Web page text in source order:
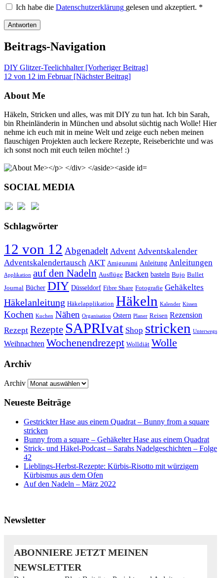
Ich habe die Datenschutzerklärung gelesen und akzeptiert. *
Beitrags-Navigation
DIY Glitzer-Teelichhalter [Vorheriger Beitrag]
12 von 12 im Februar [Nächster Beitrag]
About Me
Häkeln, Stricken und alles, was mit DIY zu tun hat. Ich bin Sarah,
bin Rheinländerin in München und absolut süchtig nach Wolle! Hier
nehme ich euch mit in meine Welt und zeige euch neben meinen
flauschigen Projekten auch leckere Rezepte, Reiseberichte und was
ich sonst noch mit euch teilen möchte! :)
SOCIAL MEDIA
Schlagwörter
12 von 12 Abgenadelt Advent Adventskalender
Adventskalendertausch AKT Amigurumi Anleitung Anleitungen
Applikation auf den Nadeln Ausflüge Backen basteln Bujo Bullet
Journal Bücher DIY Düsseldorf Fibre Share Fotografie Gehäkeltes
Häkelanleitung Häkelapplikation Häkeln Kalender Kissen
Kochen Kuchen Nähen Organisation Ostern Planer Reisen Rezension
Rezept Rezepte SAPRIvat Shop stricken Unterwegs
Weihnachten Wochenendrezept Wolldiät Wolle
Archiv
Archiv
Neueste Beiträge
Gestrickter Hase aus einem Quadrat – Bunny from a square
stricken
Bunny from a square – Gehäkelter Hase aus einem Quadrat
Strick- und Häkel-Podcast – Sarahs Nadelgeschichten – Folge
42
Lieblings-Herbst-Rezepte: Kürbis-Risotto mit würzigem
Kürbismus aus dem Ofen
Auf den Nadeln – März 2022
Newsletter
ABONNIERE JETZT MEINEN
NEWSLETTER